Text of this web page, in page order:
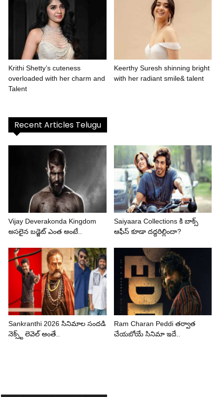
Krithi Shetty’s cuteness
overloaded with her charm and
Talent
Keerthy Suresh shinning bright
with her radiant smile& talent
Recent Articles Telugu
Vijay Deverakonda Kingdom
అసలైన బడ్జెట్ ఎంత అంటే..
Saiyaara Collections కి బాక్స్
ఆఫీస్ కూడా దద్దరిల్లిందా?
Sankranthi 2026 సినిమాల సందడి
నెక్స్ట్ లెవెల్ అంతే..
Ram Charan Peddi తర్వాత
చేయబోయే సినిమా ఇదే..